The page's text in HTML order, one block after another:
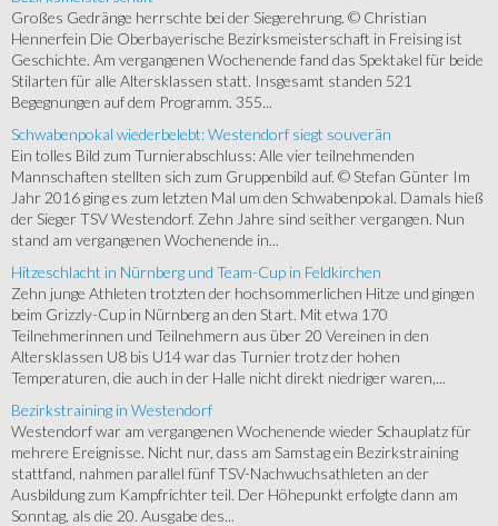
Großes Gedränge herrschte bei der Siegerehrung. © Christian
Hennerfein Die Oberbayerische Bezirksmeisterschaft in Freising ist
Geschichte. Am vergangenen Wochenende fand das Spektakel für beide
Stilarten für alle Altersklassen statt. Insgesamt standen 521
Begegnungen auf dem Programm. 355...
Schwabenpokal wiederbelebt: Westendorf siegt souverän
Ein tolles Bild zum Turnierabschluss: Alle vier teilnehmenden
Mannschaften stellten sich zum Gruppenbild auf. © Stefan Günter Im
Jahr 2016 ging es zum letzten Mal um den Schwabenpokal. Damals hieß
der Sieger TSV Westendorf. Zehn Jahre sind seither vergangen. Nun
stand am vergangenen Wochenende in...
Hitzeschlacht in Nürnberg und Team-Cup in Feldkirchen
Zehn junge Athleten trotzten der hochsommerlichen Hitze und gingen
beim Grizzly-Cup in Nürnberg an den Start. Mit etwa 170
Teilnehmerinnen und Teilnehmern aus über 20 Vereinen in den
Altersklassen U8 bis U14 war das Turnier trotz der hohen
Temperaturen, die auch in der Halle nicht direkt niedriger waren,...
Bezirkstraining in Westendorf
Westendorf war am vergangenen Wochenende wieder Schauplatz für
mehrere Ereignisse. Nicht nur, dass am Samstag ein Bezirkstraining
stattfand, nahmen parallel fünf TSV-Nachwuchsathleten an der
Ausbildung zum Kampfrichter teil. Der Höhepunkt erfolgte dann am
Sonntag, als die 20. Ausgabe des...